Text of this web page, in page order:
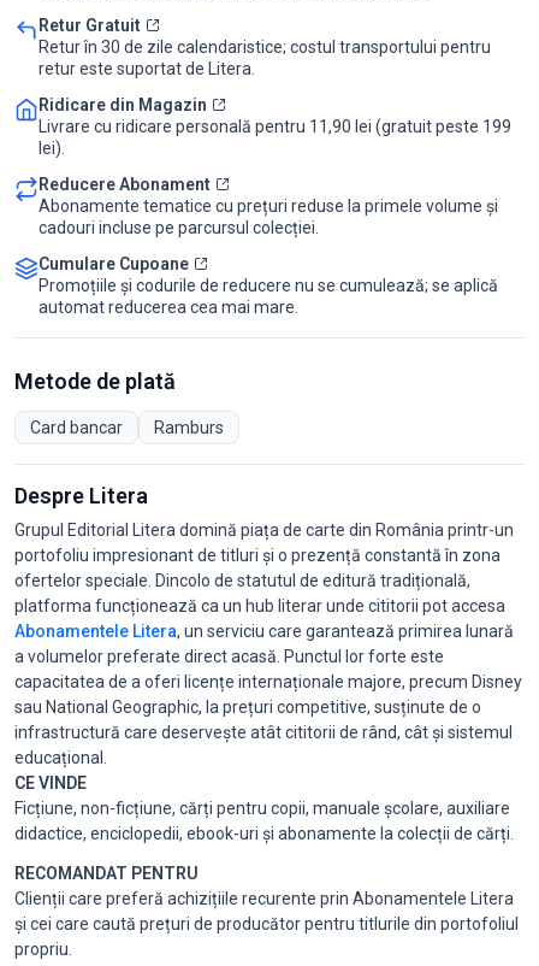
Retur Gratuit
Retur în 30 de zile calendaristice; costul transportului pentru
retur este suportat de Litera.
Ridicare din Magazin
Livrare cu ridicare personală pentru 11,90 lei (gratuit peste 199
lei).
Reducere Abonament
Abonamente tematice cu prețuri reduse la primele volume și
cadouri incluse pe parcursul colecției.
Cumulare Cupoane
Promoțiile și codurile de reducere nu se cumulează; se aplică
automat reducerea cea mai mare.
Metode de plată
Card bancar Ramburs
Despre Litera
Grupul Editorial Litera domină piața de carte din România printr-un
portofoliu impresionant de titluri și o prezență constantă în zona
ofertelor speciale. Dincolo de statutul de editură tradițională,
platforma funcționează ca un hub literar unde cititorii pot accesa
Abonamentele Litera, un serviciu care garantează primirea lunară
a volumelor preferate direct acasă. Punctul lor forte este
capacitatea de a oferi licențe internaționale majore, precum Disney
sau National Geographic, la prețuri competitive, susținute de o
infrastructură care deservește atât cititorii de rând, cât și sistemul
educațional.
CE VINDE
Ficțiune, non-ficțiune, cărți pentru copii, manuale școlare, auxiliare
didactice, enciclopedii, ebook-uri și abonamente la colecții de cărți.
RECOMANDAT PENTRU
Clienții care preferă achizițiile recurente prin Abonamentele Litera
și cei care caută prețuri de producător pentru titlurile din portofoliul
propriu.